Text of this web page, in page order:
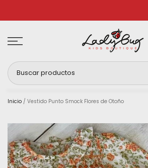
al
Inicio / Vestido Punto Smock Flores de Otoño